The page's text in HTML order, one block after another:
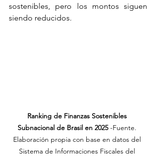
sostenibles, pero los montos siguen
siendo reducidos.
Ranking de Finanzas Sostenibles
Subnacional de Brasil en 2025 -Fuente.
Elaboración propia con base en datos del
Sistema de Informaciones Fiscales del